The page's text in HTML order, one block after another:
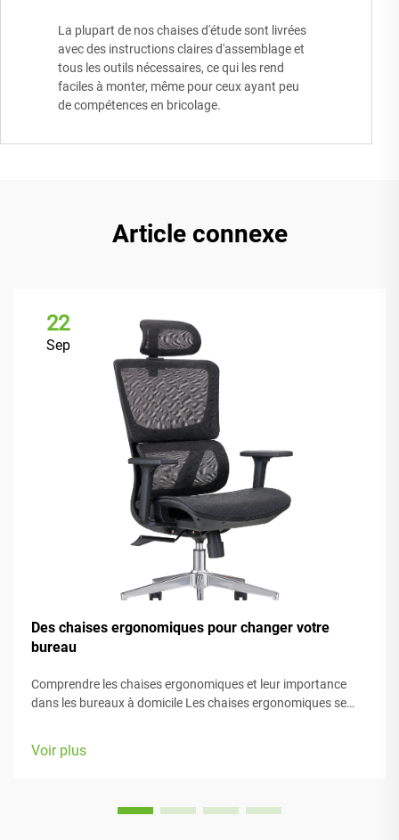
La plupart de nos chaises d'étude sont livrées
avec des instructions claires d'assemblage et
tous les outils nécessaires, ce qui les rend
faciles à monter, même pour ceux ayant peu
de compétences en bricolage.
Article connexe
22
Sep
Des chaises ergonomiques pour changer votre
bureau
Comprendre les chaises ergonomiques et leur importance
dans les bureaux à domicile Les chaises ergonomiques se
types de morphologie et préférences. La plupart des modèles
Voir plus